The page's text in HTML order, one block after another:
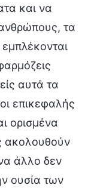
και να
τα
αυτά τα
επικεφαλής
ορισμένα
ακολουθούν
άλλο δεν
ουσία των